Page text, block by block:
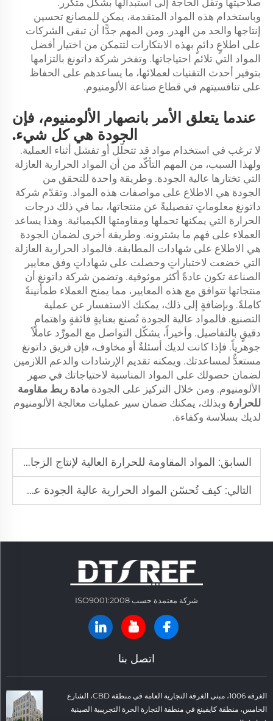
صلاحيتها وتقل الحاجة إلى استبدالها بشكل متكرر.
وباستخدام هذه المواد المتقدمة، يمكن للمصانع تحسين
إنتاجها والحد من الهدر. ومن المهم جدًّا أن تبقى الشركات
على اطلاعٍ دائمٍ بهذه الابتكارات لتتمكن من اختيار أفضل
المواد التي تلائم احتياجاتها. وتفخر شركة داتونغ بالتزامها
بتوفير أحدث التقنيات لعملائها، ما يساعدهم على الحفاظ
على تنافسيتهم في قطاع صناعة الألومنيوم.
عندما يتعلق الأمر بانصهار الألومنيوم، فإن
الجودة هي كل شيء.
لا ترغب في استخدام مواد قد تتحلّل أو تفشل أثناء العملية.
ولهذا السبب، من المهم التأكّد من أن المواد الحرارية العازلة
التي تختارها عالية الجودة. وطريقة واحدة للتحقق من
الجودة هي الاطلاع على مواصفات هذه المواد. وتقدّم شركة
داتونغ معلوماتٍ تفصيليةً عن منتجاتها، بما في ذلك درجات
الحرارة التي يمكنها تحملها ومقاومتها الكيميائية. وهذا يساعد
العملاء على فهم ما يشترونه. وطريقة أخرى لضمان الجودة
هي الاطلاع على شهادات المطابقة. فالمواد الحرارية العازلة
التي خضعت لاختباراتٍ وحصلت على شهاداتٍ وفق معايير
الصناعة تكون عادةً أكثر موثوقية. وتضمن شركة داتونغ أن
منتجاتها تتوافق مع هذه المعايير، مما يمنح العملاء طمأنينةً
كاملةً. وبإضافةٍ إلى ذلك، يمكنك الاستفسار عن عملية
التصنيع. فالمواد عالية الجودة تُصنع بعنايةٍ فائقةٍ واهتمامٍ
دقيقٍ بالتفاصيل. وأخيراً، يشكّل التواصل مع المورِّد عاملاً
جوهرياً. فإذا كانت لديك أسئلةٌ أو مخاوف، فإن فريق داتونغ
مستعدٌّ لمساعدتك. ويمكنه تقديم الإرشادات والدعم اللازمين
لضمان حصولك على المواد المناسبة لاحتياجاتك في صهر
الألومنيوم. ومن خلال التركيز على الجودة مادة ربط مقاومة
للحرارة وبذلك، يمكنك ضمان سير عمليات معالجة الألومنيوم
لديك بسلاسة وكفاءة.
السابق: المواد المقاومة للحرارة العالية لإنتاج الزجاج والخزف
التالي: كيف تُحسّن المواد الحرارية عالية الجودة عمر الأفران التشغيلي
شركة معتمدة حسب ISO9001:2008
اتصل بنا
الغرفة 1006، مبنى الغرفة التجارية العامة في منطقة CBD، الشارع
الخامس، منطقة كايفينغ في منطقة التجارة الحرة التجريبية الصينية